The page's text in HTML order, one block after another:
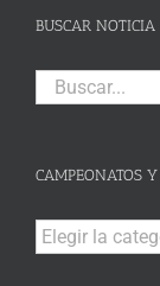
BUSCAR NOTICIA
Buscar:
CAMPEONATOS
Campeonatos
y